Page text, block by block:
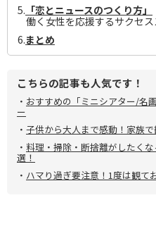
5. 「恋とニュースのつくり方」
働く女性を応援するサクセ
6.まとめ
こちらの記事も人気です！
・ おすすめの「ミニシアター/名
ー
・ 子供から大人まで感動！家族
・ 料理・掃除・断捨離がしたく
選！
・ ハマり過ぎ要注意！1度は観て